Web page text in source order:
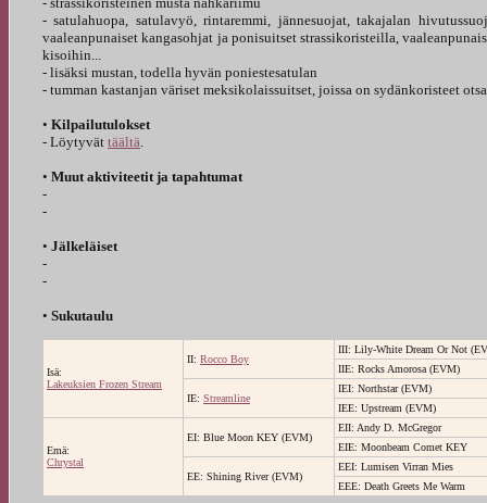
- satulahuopa, satulavyö, rintaremmi, jännesuojat, takajalan
vaaleanpunaiset kangasohjat ja ponisuitset strassikoristeilla,
kisoihin...
- lisäksi mustan, todella hyvän poniestesatulan
- tumman kastanjan väriset meksikolaissuitset, joissa on sydänkoristeet
• Kilpailutulokset
- Löytyvät täältä.
• Muut aktiviteetit ja tapahtumat
-
-
• Jälkeläiset
-
-
• Sukutaulu
Isä:
Lakeuksien Frozen Stream
II: Rocco Boy
III: Lily-White Dream Or Not
IIE: Rocks Amorosa (EVM)
IE: Streamline
IEI: Northstar (EVM)
IEE: Upstream (EVM)
Emä:
Chrystal
EI: Blue Moon KEY (EVM)
EII: Andy D. McGregor
EIE: Moonbeam Comet KEY
EE: Shining River (EVM)
EEI: Lumisen Virran Mies
EEE: Death Greets Me Warm